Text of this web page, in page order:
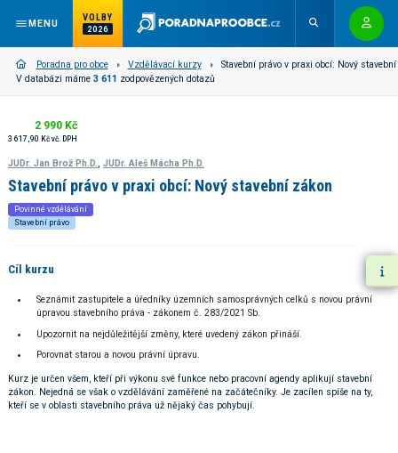
MENU
VOLBY
2026
Poradna pro obce Vzdělávací kurzy
Stavební právo v praxi obcí: Nový
V databázi máme 3 611 zodpovězených dotazů
JUDr. Jan Brož Ph.D., JUDr. Aleš Mácha Ph.D.
Stavební právo v praxi obcí: Nový stavební zákon
Povinné vzdělávání
Stavební právo
2 990 Kč
3 617,90 Kč vč. DPH
Cíl kurzu
Seznámit zastupitele a úředníky územních samosprávných celků s novou právní
úpravou stavebního práva - zákonem č. 283/2021 Sb.
Upozornit na nejdůležitější změny, které uvedený zákon přináší.
Porovnat starou a novou právní úpravu.
Kurz je určen všem, kteří při výkonu své funkce nebo pracovní agendy aplikují stavební
zákon. Nejedná se však o vzdělávání zaměřené na začátečníky. Je zacílen spíše na ty,
kteří se v oblasti stavebního práva už nějaký čas pohybují.